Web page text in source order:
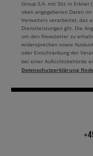
Group S.A. mit Sitz in Erkner
oben angegebenen Daten
Verwalters verarbeitet, das
Dienstleistungen gilt. Die
um den Newsletter zu
widersprechen sowie
oder Einschränkung der
bei einer Aufsichtsbehörde
Datenschutzerklärung